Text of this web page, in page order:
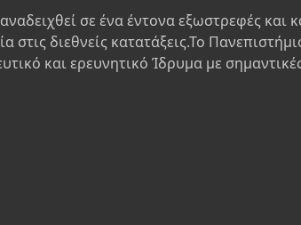
σε ένα έντονα εξωστρεφές και
στις διεθνείς κατατάξεις.Το
και ερευνητικό Ίδρυμα με